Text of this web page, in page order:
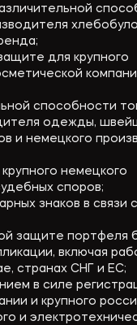
для крупного
способности
одежды,
и немецкого
немецкого
споров;
знаков в связи
защите портфеля
включая
странах СНГ и ЕС;
в силе
и крупного
и